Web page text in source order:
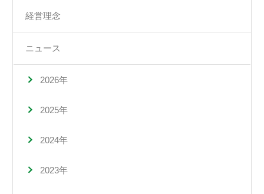
経営理念
ニュース
2026年
2025年
2024年
2023年